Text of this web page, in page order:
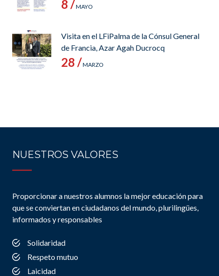
8 /MAYO
Visita en el LFiPalma de la Cónsul General
de Francia, Azar Agah Ducrocq
28 /MARZO
NUESTROS VALORES
Proporcionar a nuestros alumnos la mejor educación para
que se conviertan en ciudadanos del mundo, plurilingües,
informados y responsables
Solidaridad
Respeto mutuo
Laicidad